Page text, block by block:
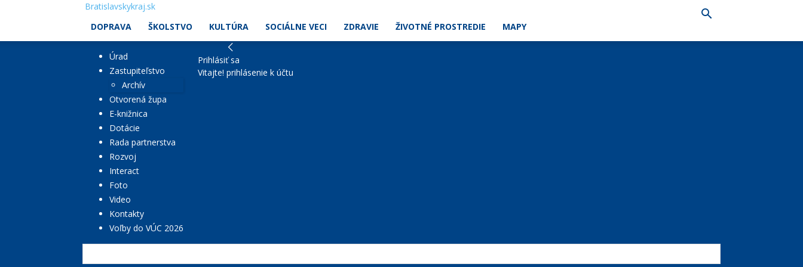
Bratislavskykraj.sk
DOPRAVA
ŠKOLSTVO KULTÚRA SOCIÁLNE VECI ZDRAVIE ŽIVOTNÉ PROSTREDIE MAPY
Úrad
Zastupiteľstvo
Archív
Otvorená župa
E-knižnica
Dotácie
Rada partnerstva
Rozvoj
Interact
Foto
Video
Kontakty
Voľby do VÚC 2026
Prihlásiť sa
Vitajte! prihlásenie k účtu